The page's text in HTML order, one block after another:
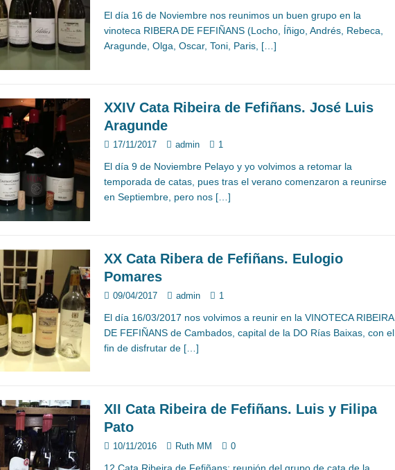
El día 16 de Noviembre nos reunimos un buen grupo en la
vinoteca RIBERA DE FEFIÑANS (Locho, Íñigo, Andrés, Rebeca,
Aragunde, Olga, Oscar, Toni, Paris, […]
XXIV Cata Ribeira de Fefiñans. José Luis
Aragunde
17/11/2017 admin 1
El día 9 de Noviembre Pelayo y yo volvimos a retomar la
temporada de catas, pues tras el verano comenzaron a reunirse
en Septiembre, pero nos […]
XX Cata Ribera de Fefiñans. Eulogio
Pomares
09/04/2017 admin 1
El día 16/03/2017 nos volvimos a reunir en la VINOTECA RIBEIRA
DE FEFIÑANS de Cambados, capital de la DO Rías Baixas, con el
fin de disfrutar de […]
XII Cata Ribeira de Fefiñans. Luis y Filipa
Pato
10/11/2016 Ruth MM 0